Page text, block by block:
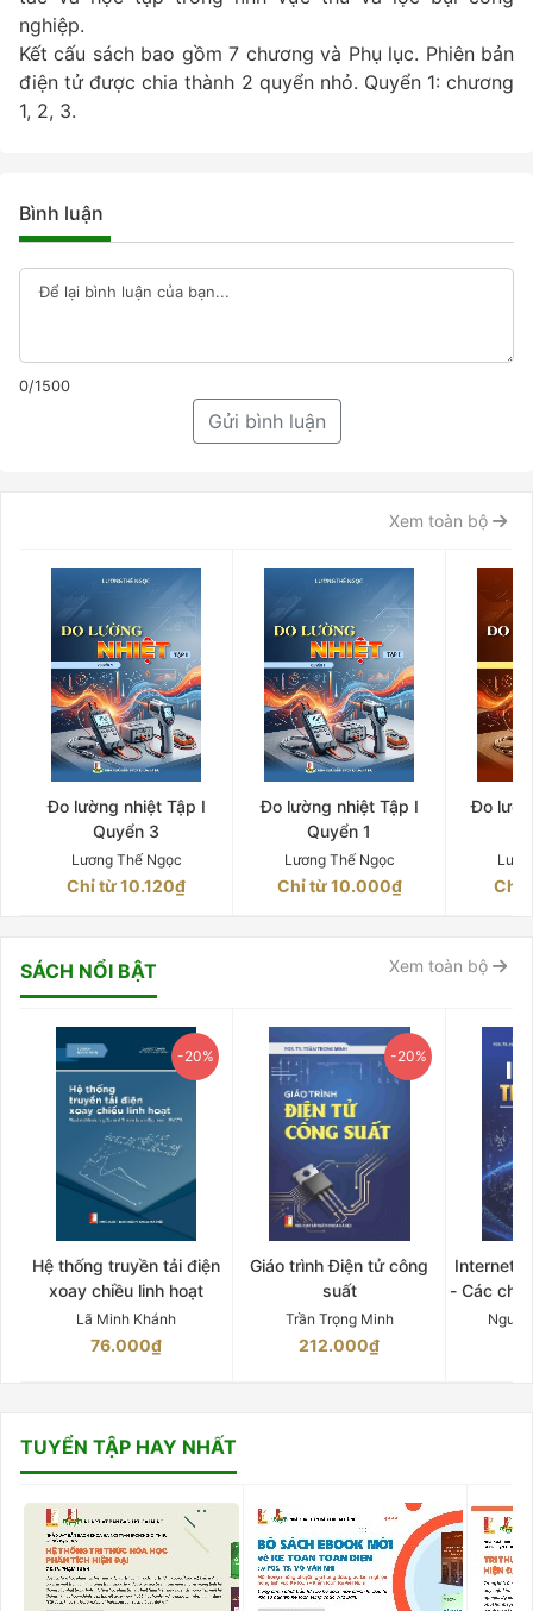
nghiệp.
Kết cấu sách bao gồm 7 chương và Phụ lục. Phiên bản
điện tử được chia thành 2 quyển nhỏ. Quyển 1: chương
1, 2, 3.
Bình luận
0/1500
Gửi bình luận
Xem toàn bộ
Đo lường nhiệt Tập I
Quyển 3
Lương Thế Ngọc
Chỉ từ 10.120₫
Đo lường nhiệt Tập I
Quyển 1
Lương Thế Ngọc
Chỉ từ 10.000₫
Đo
Chỉ
SÁCH NỔI BẬT Xem toàn bộ
-20%
Hệ thống truyền tải điện
xoay chiều linh hoạt
Lã Minh Khánh
76.000₫
-20%
Giáo trình Điện tử công
suất
Trần Trọng Minh
212.000₫
Internet
- Các
TUYỂN TẬP HAY NHẤT